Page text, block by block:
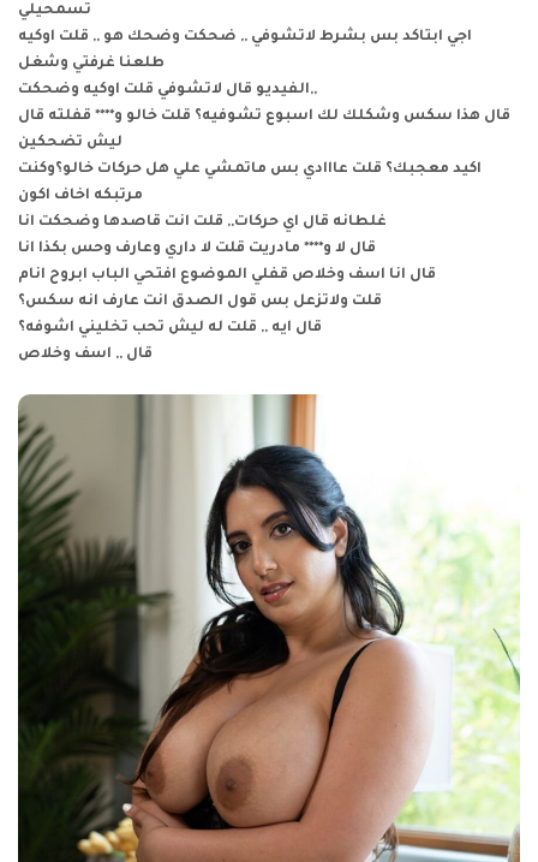
تسمحيلي
اجي ابتاكد بس بشرط لاتشوفي ,, ضحكت وضحك هو ,, قلت اوكيه
طلعنا غرفتي وشغل
الفيديو قال لاتشوفي قلت اوكيه وضحكت,,
قال هذا سكس وشكلك لك اسبوع تشوفيه؟ قلت خالو و**** قفلته قال
ليش تضحكين
اكيد معجبك؟ قلت عااادي بس ماتمشي علي هل حركات خالو؟وكنت
مرتبكه اخاف اكون
غلطانه قال اي حركات,, قلت انت قاصدها وضحكت انا
قال لا و**** مادريت قلت لا داري وعارف وحس بكذا انا
قال انا اسف وخلاص قفلي الموضوع افتحي الباب ابروح انام
قلت ولاتزعل بس قول الصدق انت عارف انه سكس؟
قال ايه ,, قلت له ليش تحب تخليني اشوفه؟
قال ,, اسف وخلاص